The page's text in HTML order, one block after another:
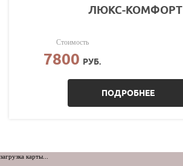
ЛЮКС-КОМФОРТ
Стоимость
7800 РУБ.
ПОДРОБНЕЕ
загрузка карты...